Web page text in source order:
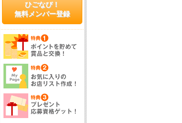
ひごなび！
無料メンバー登録